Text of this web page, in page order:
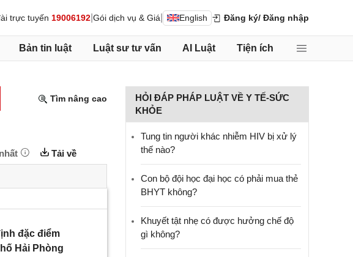
trực tuyến 19006192 Gói dịch vụ & Giá English Đăng ký/ Đăng nhập
Bản tin luật Luật sư tư vấn AI Luật Tiện ích
Tìm nâng cao
Tải về
đặc điểm
Hải Phòng
HỎI ĐÁP PHÁP LUẬT VỀ Y TẾ-SỨC
KHỎE
Tung tin người khác nhiễm HIV bị xử lý
thế nào?
Con bộ đội học đại học có phải mua thẻ
BHYT không?
Khuyết tật nhẹ có được hưởng chế độ
gì không?